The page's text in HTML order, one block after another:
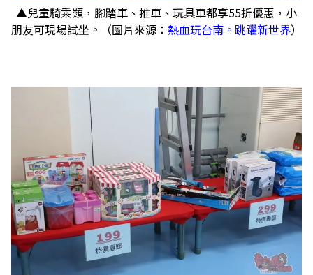
▲兒童騎乘類，腳踏車、推車、玩具車都享55折優惠，小
朋友可現場試坐。（圖片來源： 熱血玩台南。跳躍新世界）